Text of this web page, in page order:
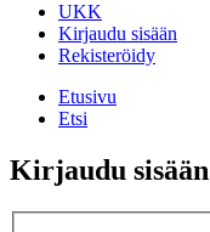
UKK
Kirjaudu sisään
Rekisteröidy
Etusivu
Etsi
Kirjaudu sisään